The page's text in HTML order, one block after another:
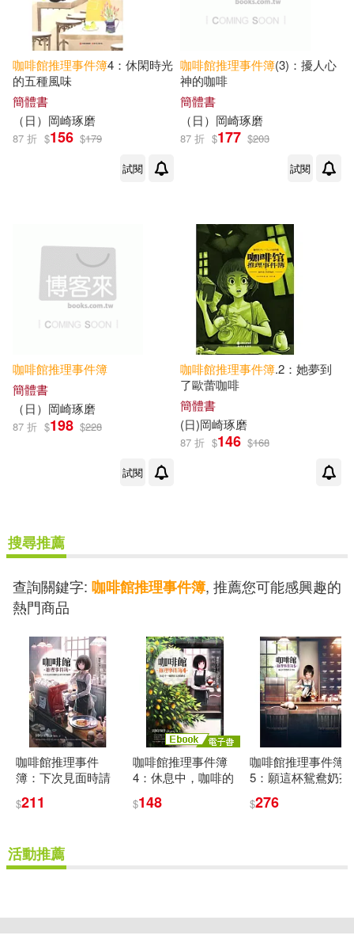
咖啡館推理事件簿4：休閑時光
的五種風味
簡體書
（日）岡崎琢磨
87 折 $156 $179
試閱
咖啡館推理事件簿(3)：擾人心
神的咖啡
簡體書
（日）岡崎琢磨
87 折 $177 $203
試閱
咖啡館推理事件簿
簡體書
（日）岡崎琢磨
87 折 $198 $228
試閱
咖啡館推理事件簿.2：她夢到
了歐蕾咖啡
簡體書
(日)岡崎琢磨
87 折 $146 $168
搜尋推薦
查詢關鍵字: 咖啡館推理事件簿, 推薦您可能感興趣的
熱門商品
咖啡館推理事件
簿：下次見面時請
啡
$211
咖啡館推理事件簿
4：休息中，咖啡的
$148
咖啡館推理事件簿
5：願這杯鴛鴦奶茶
$276
活動推薦